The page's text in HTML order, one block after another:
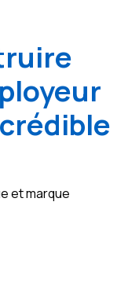
et marque